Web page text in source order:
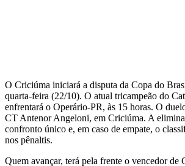
O Criciúma iniciará a disputa da Copa do
quarta-feira (22/10). O atual tricampeão do
enfrentará o Operário-PR, às 15 horas. O
CT Antenor Angeloni, em Criciúma. A
confronto único e, em caso de empate, o
nos pênaltis.
Quem avançar, terá pela frente o vencedor de